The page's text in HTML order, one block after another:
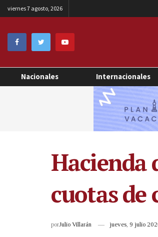
viernes 7 agosto, 2026
Nacionales Internacionales
Hacienda
cuotas de
porJulio Villarán jueves, 9 julio